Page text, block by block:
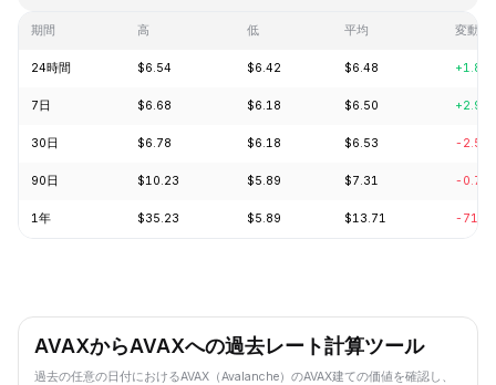
期間 高 低 平均 変動
24時間 $6.54 $6.42 $6.48
7日 $6.68 $6.18 $6.50
30日 $6.78 $6.18 $6.53 -
90日 $10.23 $5.89 $7.31 -
1年 $35.23 $5.89 $13.71 -
AVAXからAVAXへの過去レート計算ツール
過去の任意の日付におけるAVAX（Avalanche）のAVAX建ての価値を確認し、